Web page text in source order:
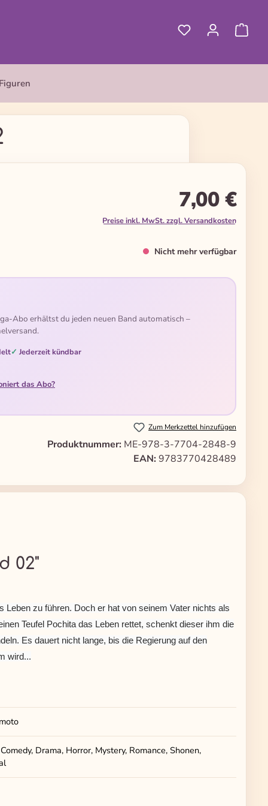
7,00 €
Preise inkl. MwSt. zzgl. Versandkosten
Nicht mehr verfügbar
Abo erhältst du jeden neuen Band automatisch –
Jederzeit kündbar
das Abo?
Zum Merkzettel hinzufügen
Produktnummer: ME-978-3-7704-2848-9
EAN: 9783770428489
02"
zu führen. Doch er hat von seinem Vater nichts als
Teufel Pochita das Leben rettet, schenkt dieser ihm die
Es dauert nicht lange, bis die Regierung auf den
wird...
Drama, Horror, Mystery, Romance, Shonen,